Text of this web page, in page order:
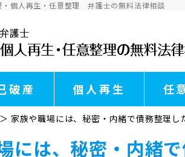
個人再生・任意整理 弁護士の無料法律相談
破産 個人再生 任
＞ 家族や職場には、秘密・内緒で債務整理し
には、秘密・内緒